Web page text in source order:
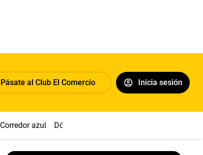
Pásate al Club El Comercio Inicia sesión
Corredor azul Dólar